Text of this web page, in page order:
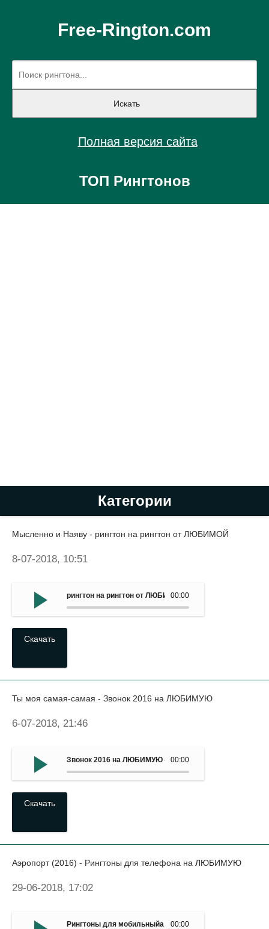
Free-Rington.com
Полная версия сайта
ТОП Рингтонов
Категории
Мысленно и Наяву - рингтон на рингтон от ЛЮБИМОЙ
8-07-2018, 10:51
00:00
рингтон на рингтон от ЛЮБИМОЙ - Мысленно и Наяву
Скачать
Ты моя самая-самая - Звонок 2016 на ЛЮБИМУЮ
6-07-2018, 21:46
00:00
Звонок 2016 на ЛЮБИМУЮ - Ты моя самая-самая
Скачать
Аэропорт (2016) - Рингтоны для телефона на ЛЮБИМУЮ
29-06-2018, 17:02
00:00
Рингтоны для мобильныйа на ЛЮБИМУЮ - Аэропорт